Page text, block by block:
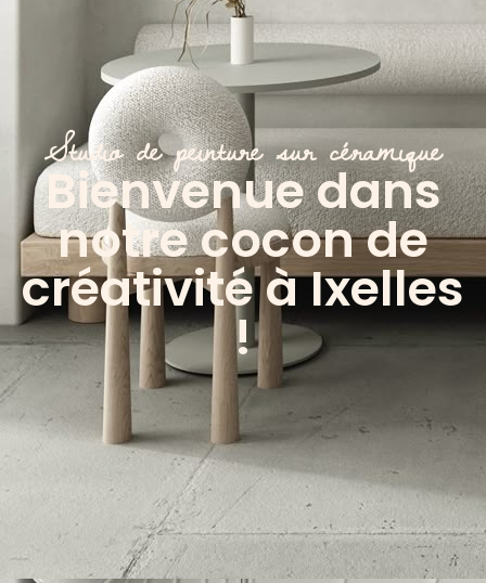
Studio de peinture sur céramique
Bienvenue dans
notre cocon de
créativité à Ixelles
!